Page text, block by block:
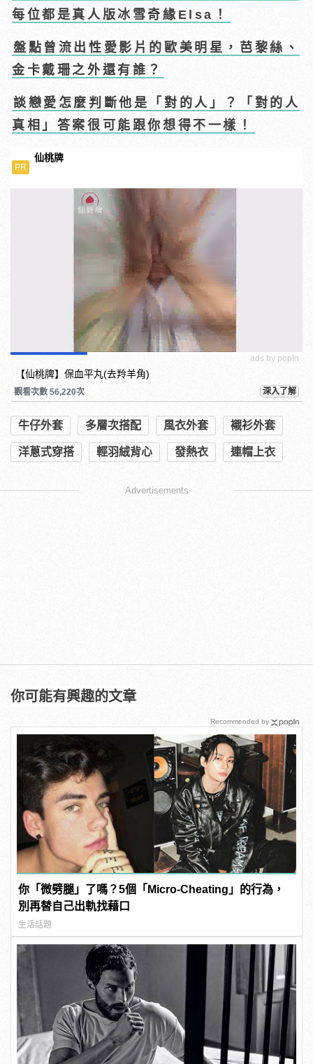
每位都是真人版冰雪奇緣Elsa！
盤點曾流出性愛影片的歐美明星，芭黎絲、
金卡戴珊之外還有誰？
談戀愛怎麼判斷他是「對的人」？「對的人
真相」答案很可能跟你想得不一樣！
PR
仙桃牌
ads by popIn
【仙桃牌】保血平丸(去羚羊角)
觀看次數 56,220次 深入了解
牛仔外套 多層次搭配 風衣外套 襯衫外套
洋蔥式穿搭 輕羽絨背心 發熱衣 連帽上衣
Advertisements
你可能有興趣的文章
你「微劈腿」了嗎？5個「Micro-Cheating」的行為，
別再替自己出軌找藉口
生活話題
Recommended by